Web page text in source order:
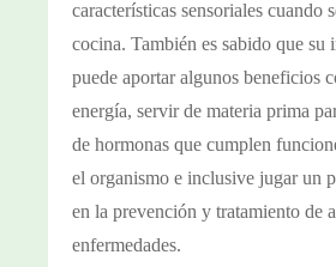
características sensoriales cuando
cocina. También es sabido que su
puede aportar algunos beneficios
energía, servir de materia prima
de hormonas que cumplen
el organismo e inclusive jugar un
en la prevención y tratamiento de
enfermedades.